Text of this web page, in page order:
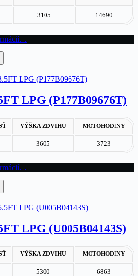
3105 14690
LPG (P177B09676T)
VÝŠKA ZDVIHU MOTOHODINY
3605 3723
LPG (U005B04143S)
VÝŠKA ZDVIHU MOTOHODINY
5300 6863